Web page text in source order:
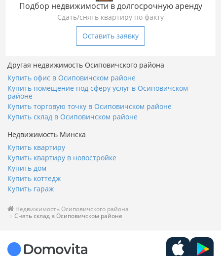
Подбор недвижимости в долгосрочную аренду
Сдать/снять квартиру по факту
Оставить заявку
Другая недвижимость Осиповичского района
Купить офис в Осиповичском районе
Купить помещение под сферу услуг в Осиповичском
районе
Купить торговую точку в Осиповичском районе
Купить склад в Осиповичском районе
Недвижимость Минска
Купить квартиру
Купить квартиру в новостройке
Купить дом
Купить коттедж
Купить гараж
Недвижимость Осиповичского района
Снять склад в Осиповичском районе